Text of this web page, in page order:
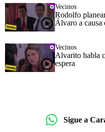
Vecinos
Rodolfo
Álvaro a causa
Vecinos
Alvarito habla
espera
Sigue a